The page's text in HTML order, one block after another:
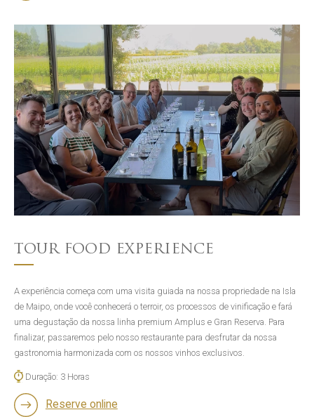
TOUR FOOD EXPERIENCE
A experiência começa com uma visita guiada na nossa propriedade na Isla
de Maipo, onde você conhecerá o terroir, os processos de vinificação e fará
uma degustação da nossa linha premium Amplus e Gran Reserva. Para
finalizar, passaremos pelo nosso restaurante para desfrutar da nossa
gastronomia harmonizada com os nossos vinhos exclusivos.
Duração: 3 Horas
Reserve online